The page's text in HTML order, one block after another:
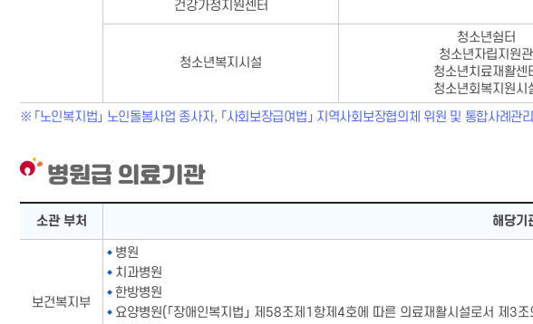
건강가정지원센터
청소년복지시설
청소년쉼터
청소년자립지원관
청소년치료재활센
청소년회복지원시
「노인복지법」 노인돌봄사업 종사자, 「사회보장급여법」 지역사회보장협의체 위원 및 통합사례
병원급 의료기관
병원급 의료기관표-소관 부처,해당기관, 관련 법으로 구성
소관 부처 해당기
보건복지부
병원
치과병원
한방병원
요양병원(「장애인복지법」 제58조제1항제4호에 따른 의료재활시설로서 제3